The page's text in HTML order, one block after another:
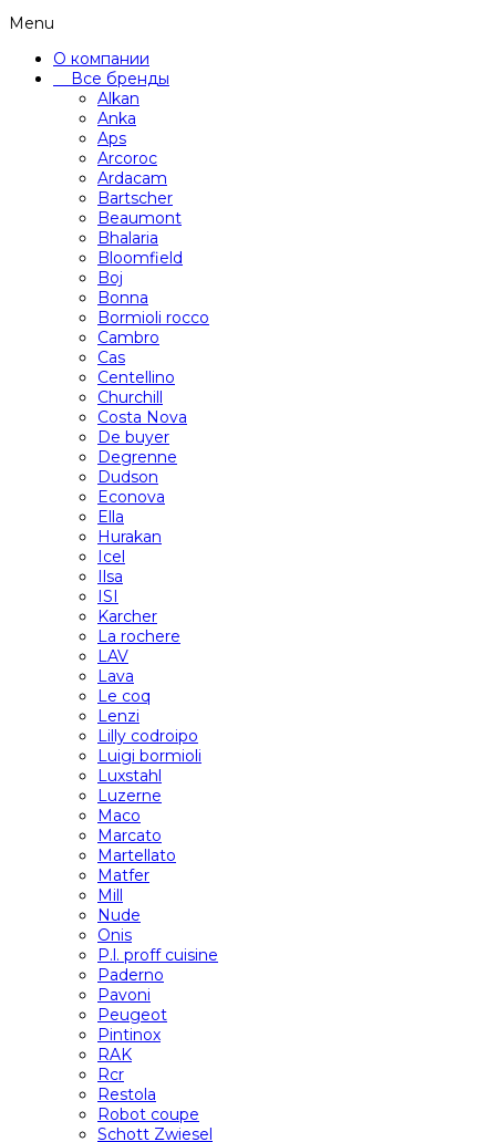
Menu
О компании
Все бренды
Alkan
Anka
Aps
Arcoroc
Ardacam
Bartscher
Beaumont
Bhalaria
Bloomfield
Boj
Bonna
Bormioli rocco
Cambro
Cas
Centellino
Churchill
Costa Nova
De buyer
Degrenne
Dudson
Econova
Ella
Hurakan
Icel
Ilsa
ISI
Karcher
La rochere
LAV
Lava
Le coq
Lenzi
Lilly codroipo
Luigi bormioli
Luxstahl
Luzerne
Maco
Marcato
Martellato
Matfer
Mill
Nude
Onis
P.l. proff cuisine
Paderno
Pavoni
Peugeot
Pintinox
RAK
Rcr
Restola
Robot coupe
Schott Zwiesel